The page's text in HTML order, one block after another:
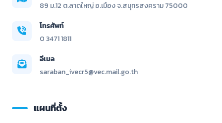
89 ม.12 ต.ลาดใหญ่ อ.เมือง จ.สมุทรสงคราม 75000
โทรศัพท์
0 3471 1811
อีเมล
saraban_ivecr5@vec.mail.go.th
แผนที่ตั้ง